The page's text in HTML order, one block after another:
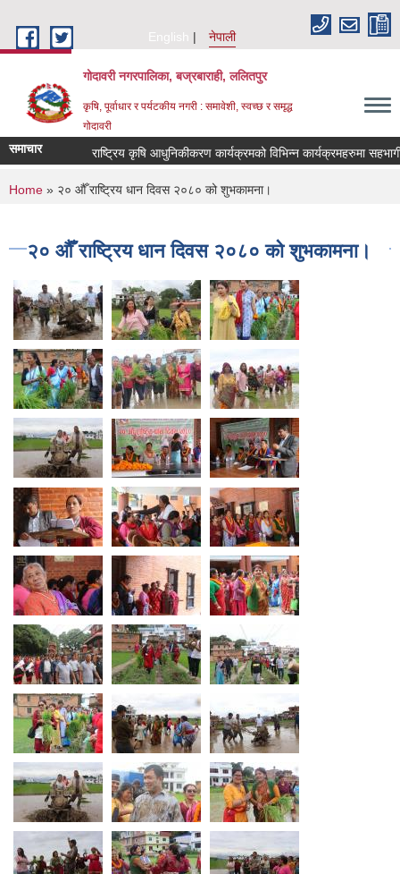
English
नेपाली
गोदावरी नगरपालिका, बज्रबाराही, ललितपुर
कृषि, पूर्वाधार र पर्यटकीय नगरी : समावेशी, स्वच्छ र समृद्ध
गोदावरी
समाचार
You are here
Home » २० औँ राष्ट्रिय धान दिवस २०८० को शुभकामना।
२० औँ राष्ट्रिय धान दिवस २०८० को शुभकामना।